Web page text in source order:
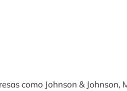
como Johnson &